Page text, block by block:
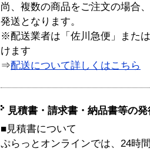
尚、複数の商品をご注文の場合
発送となります。
※配送業者は「佐川急便」また
けます
⇒配送について詳しくはこちら
見積書・請求書・納品書等の
■見積書について
ぷらっとオンラインでは、24時